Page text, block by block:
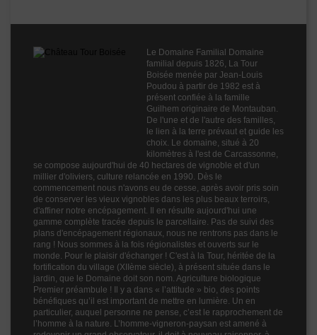
Macabeu
Boisé
Blanc
2021
75cl
Le Domaine Familial Domaine
familial depuis 1826, La Tour
Boisée menée par Jean-Louis
Poudou à partir de 1982 est à
présent confiée à la famille
Guilhem originaire de Montauban.
De l'une et de l'autre des familles,
le lien à la terre prévaut et guide les
choix. Le domaine, situé à 20
kilomètres à l'est de Carcassonne,
se compose aujourd'hui de 40 hectares de vignoble et d'un
millier d'oliviers, culture relancée en 1990. Dès le
commencement nous n'avons eu de cesse, après avoir pris soin
de conserver les vieux vignobles dans les plus beaux terroirs,
d'affiner notre encépagement. Il en résulte aujourd'hui une
gamme complète tracée depuis le parcellaire. Pas de suivi des
plans d'encépagement régionaux, nous ne rentrons pas dans le
rang ! Nous sommes à la fois régionalistes et ouverts sur le
monde. Pour le plaisir d'échanger ! C'est à la Tour, héritée de la
fortification du village (XIIème siècle), à présent située dans le
jardin, que le Domaine doit son nom. Agriculture biologique
Premier préambule ! Il y a dans « l’attitude » bio, des points
bénéfiques qu’il est important de mettre en lumière. Un en
particulier, auquel personne ne pense, c’est le rapprochement de
l’homme à la nature. L’homme-vigneron-paysan est amené à